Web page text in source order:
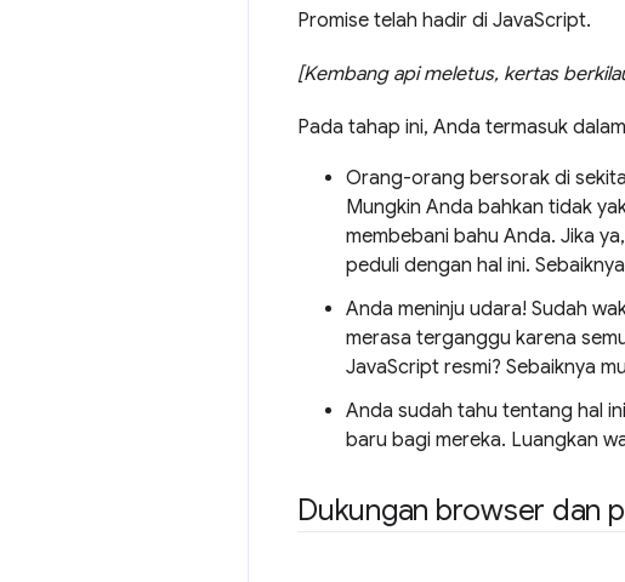
Promise telah hadir di JavaScript.
[Kembang api meletus, kertas
Pada tahap ini, Anda termasuk
Orang-orang bersorak di
Mungkin Anda bahkan tidak
membebani bahu Anda. Jika
peduli dengan hal ini.
Anda meninju udara! Sudah
merasa terganggu karena
JavaScript resmi? Sebaiknya
Anda sudah tahu tentang hal
baru bagi mereka. Luangkan
Dukungan browser dan